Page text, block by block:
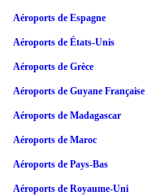
Aéroports de Espagne
Aéroports de États-Unis
Aéroports de Grèce
Aéroports de Guyane Française
Aéroports de Madagascar
Aéroports de Maroc
Aéroports de Pays-Bas
Aéroports de Royaume-Uni